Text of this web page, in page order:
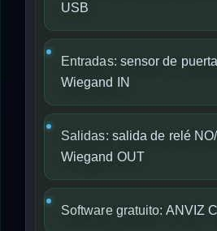
USB
Entradas: sensor de
Wiegand IN
Salidas: salida de relé
Wiegand OUT
Software gratuito: ANVIZ